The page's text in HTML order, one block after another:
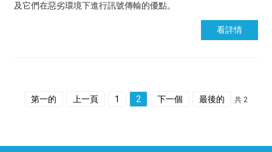
及它們在惡劣環境下進行訊號傳輸的優點。
看詳情
第一的 上一頁 1 2 下一個 最後的 共 2